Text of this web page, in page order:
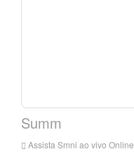
Summ
Assista Smni ao vivo Online, Smni HD Live Streaming, Smni Watch Live TV de Filipinas